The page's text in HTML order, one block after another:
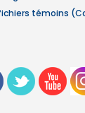
témoins